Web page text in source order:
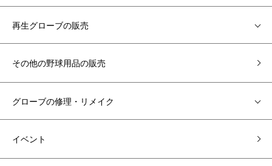
再生グローブの販売
その他の野球用品の販売
グローブの修理・リメイク
イベント